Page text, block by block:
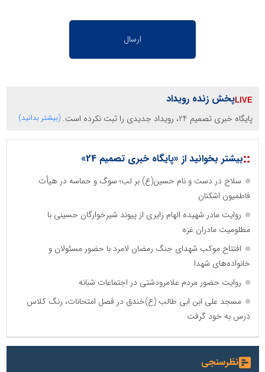
پخش زنده رویداد
پایگاه خبری تصمیم 24، رویداد جدیدی را ثبت نکرده است. (بیشتر بدانید)
::بیشتر بخوانید از «پایگاه خبری تصمیم 24»
سلاح در دست و نام حسین(ع) بر لب؛ سوگ و حماسه در هیأت
فاطمیون اشکنان
روایت مادر شهیده الهام زایری از پیوند شیرخوارگان حسینی با
مظلومیت مادران غزه
افتتاح موکب شهدای جنگ رمضان لامرد با حضور مسئولان و
خانواده‌های شهدا
روایت حضور مردم علامرودشتی در اجتماعات شبانه
مسجد علی ابن ابی طالب (ع)خندق در فصل امتحانات، رنگ کلاس
درس به خود گرفت
نظرسنجی